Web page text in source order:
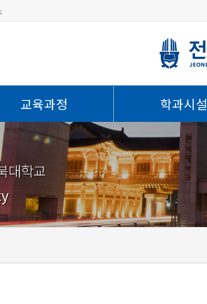
교육과정 학과시설
대학교